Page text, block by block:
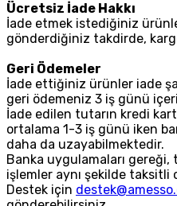
Ücretsiz İade Hakkı
İade etmek istediğiniz
gönderdiğiniz takdirde,
Geri Ödemeler
İade ettiğiniz ürünler iade
geri ödemeniz 3 iş günü
İade edilen tutarın kredi
ortalama 1-3 iş günü iken
daha da uzayabilmektedir.
Banka uygulamaları
işlemler aynı şekilde taksitli
Destek için